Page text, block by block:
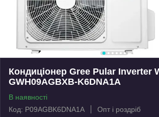
Кондиціонер Gree Pular Inverter
GWH09AGBXB-K6DNA1A
В наявності
Код: P09AGBK6DNA1A
Опт і роздріб